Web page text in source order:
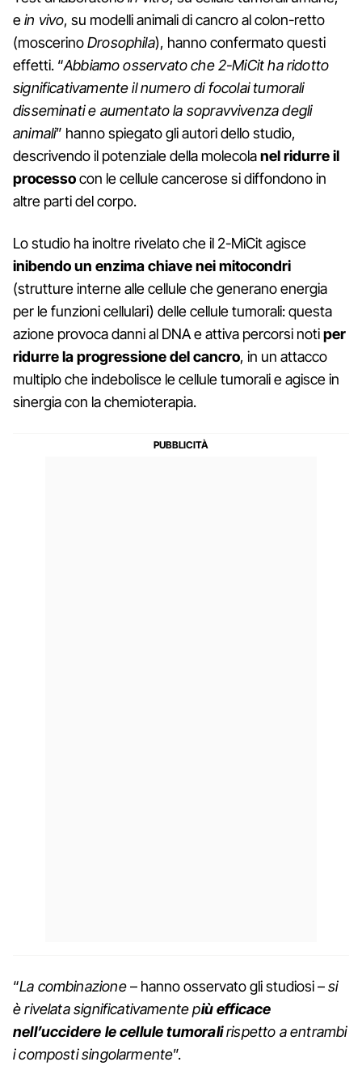
ein vivo, su modelli animali di cancro al colon-retto
(moscerinoDrosophila), hanno confermato questi
effetti. “Abbiamo osservato che 2-MiCit ha ridotto
significativamente il numero di focolai tumorali
disseminati e aumentato la sopravvivenza degli
animali” hanno spiegato gli autori dello studio,
descrivendo il potenziale della molecolanel ridurre il
processocon le cellule cancerose si diffondono in
altre parti del corpo.
Lo studio ha inoltre rivelato che il 2-MiCit agisce
inibendo un enzima chiave nei mitocondri
(strutture interne alle cellule che generano energia
per le funzioni cellulari) delle cellule tumorali: questa
azione provoca danni al DNA e attiva percorsi notiper
ridurre la progressione del cancro, in un attacco
multiplo che indebolisce le cellule tumorali e agisce in
sinergia con la chemioterapia.
“La combinazione– hanno osservato gli studiosi –si
è rivelata significativamente più efficace
nell’uccidere le cellule tumoralirispetto a entrambi
i composti singolarmente”.